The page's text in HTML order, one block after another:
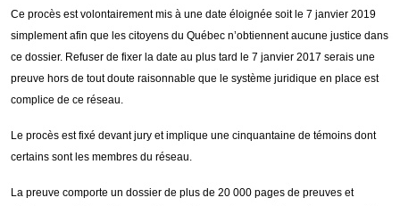
Ce procès est volontairement mis à une date éloignée soit le 7 janvier 2019
simplement afin que les citoyens du Québec n’obtiennent aucune justice dans
ce dossier. Refuser de fixer la date au plus tard le 7 janvier 2017 serais une
preuve hors de tout doute raisonnable que le système juridique en place est
complice de ce réseau.
Le procès est fixé devant jury et implique une cinquantaine de témoins dont
certains sont les membres du réseau.
La preuve comporte un dossier de plus de 20 000 pages de preuves et